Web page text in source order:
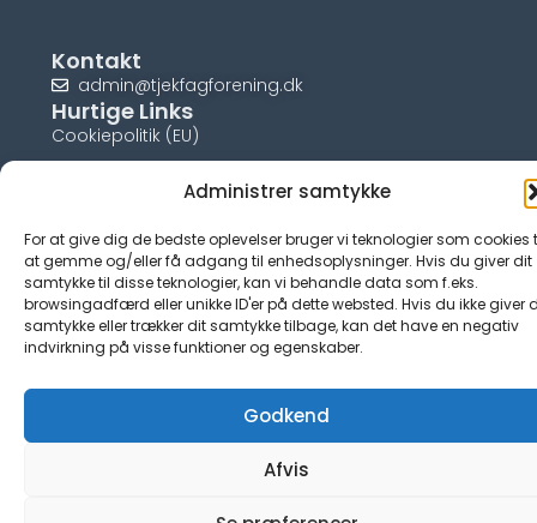
Administrer samtykke
For at give dig de bedste oplevelser bruger vi teknologier som cookies
at gemme og/eller få adgang til enhedsoplysninger. Hvis du giver dit
samtykke til disse teknologier, kan vi behandle data som f.eks.
browsingadfærd eller unikke ID'er på dette websted. Hvis du ikke giver
samtykke eller trækker dit samtykke tilbage, kan det have en negativ
indvirkning på visse funktioner og egenskaber.
Godkend
Afvis
Kontakt
admin@tjekfagforening.dk
Hurtige Links
Cookiepolitik (EU)
© tjek-fagforening.dk